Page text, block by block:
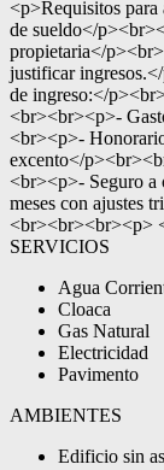
<p>Requisitos
de sueldo</
propietaria</
justificar
de ingreso:</
<br><br><p>-
<br><p>-
excento</
<br><p>- Seguro
meses con ajustes
<br><br><br><p>
SERVICIOS
Agua
Cloaca
Gas Natural
Electricidad
Pavimento
AMBIENTES
Edificio sin